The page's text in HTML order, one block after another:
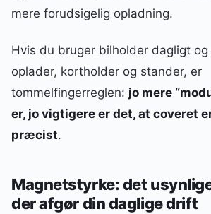
mere forudsigelig opladning.
Hvis du bruger bilholder dagligt
oplader, kortholder og stander, er
tommelfingerreglen: jo mere
er, jo vigtigere er det, at coveret
præcist.
Magnetstyrke: det
der afgør din daglige drift